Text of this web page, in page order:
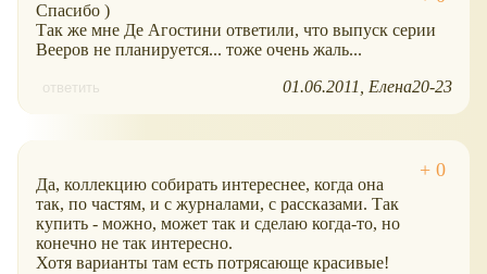
Спасибо )
Так же мне Де Агостини ответили, что выпуск серии
Вееров не планируется... тоже очень жаль...
ответить 01.06.2011 Елена20-23
Да, коллекцию собирать интереснее, когда она
так, по частям, и с журналами, с рассказами. Так
купить - можно, может так и сделаю когда-то, но
конечно не так интересно.
Хотя варианты там есть потрясающе красивые!